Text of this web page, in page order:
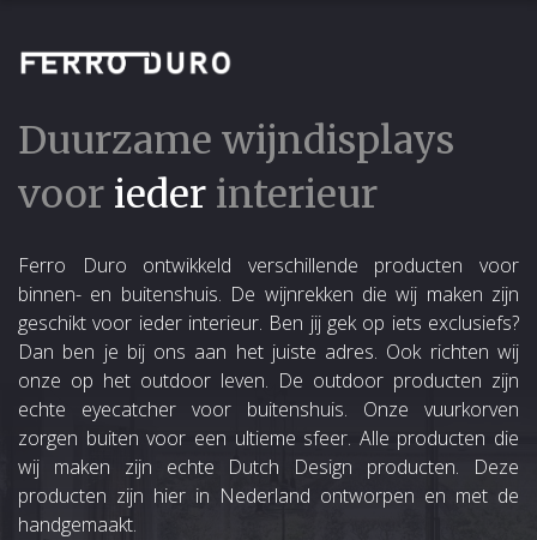
Duurzame wijndisplays
voor ieder interieur
Ferro Duro ontwikkeld verschillende producten voor
binnen- en buitenshuis. De wijnrekken die wij maken zijn
geschikt voor ieder interieur. Ben jij gek op iets exclusiefs?
Dan ben je bij ons aan het juiste adres. Ook richten wij
onze op het outdoor leven. De outdoor producten zijn
echte eyecatcher voor buitenshuis. Onze vuurkorven
zorgen buiten voor een ultieme sfeer. Alle producten die
wij maken zijn echte Dutch Design producten. Deze
producten zijn hier in Nederland ontworpen en met de
handgemaakt.